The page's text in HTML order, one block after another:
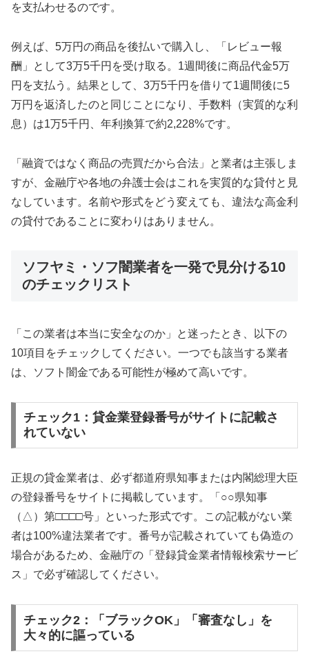
を支払わせるのです。
例えば、5万円の商品を後払いで購入し、「レビュー報
酬」として3万5千円を受け取る。1週間後に商品代金5万
円を支払う。結果として、3万5千円を借りて1週間後に5
万円を返済したのと同じことになり、手数料（実質的な利
息）は1万5千円、年利換算で約2,228%です。
「融資ではなく商品の売買だから合法」と業者は主張しま
すが、金融庁や各地の弁護士会はこれを実質的な貸付と見
なしています。名前や形式をどう変えても、違法な高金利
の貸付であることに変わりはありません。
ソフヤミ・ソフ闇業者を一発で見分ける10
のチェックリスト
「この業者は本当に安全なのか」と迷ったとき、以下の
10項目をチェックしてください。一つでも該当する業者
は、ソフト闇金である可能性が極めて高いです。
チェック1：貸金業登録番号がサイトに記載さ
れていない
正規の貸金業者は、必ず都道府県知事または内閣総理大臣
の登録番号をサイトに掲載しています。「○○県知事
（△）第□□□□号」といった形式です。この記載がない業
者は100%違法業者です。番号が記載されていても偽造の
場合があるため、金融庁の「登録貸金業者情報検索サービ
ス」で必ず確認してください。
チェック2：「ブラックOK」「審査なし」を
大々的に謳っている